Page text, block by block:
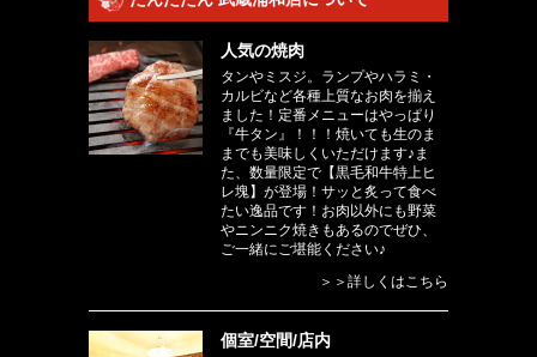
人気の焼肉
タンやミスジ。ランプやハラミ・
カルビなど各種上質なお肉を揃え
ました！定番メニューはやっぱり
『牛タン』！！！焼いても生のま
までも美味しくいただけます♪ま
た、数量限定で【黒毛和牛特上ヒ
レ塊】が登場！サッと炙って食べ
たい逸品です！お肉以外にも野菜
やニンニク焼きもあるのでぜひ、
ご一緒にご堪能ください♪
＞＞詳しくはこちら
個室/空間/店内